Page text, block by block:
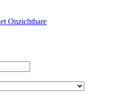
Onzichtbare